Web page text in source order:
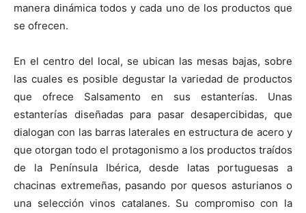
manera dinámica todos y cada uno de los productos que
se ofrecen.
En el centro del local, se ubican las mesas bajas, sobre
las cuales es posible degustar la variedad de productos
que ofrece Salsamento en sus estanterías. Unas
estanterías diseñadas para pasar desapercibidas, que
dialogan con las barras laterales en estructura de acero y
que otorgan todo el protagonismo a los productos traídos
de la Península Ibérica, desde latas portuguesas a
chacinas extremeñas, pasando por quesos asturianos o
una selección vinos catalanes. Su compromiso con la